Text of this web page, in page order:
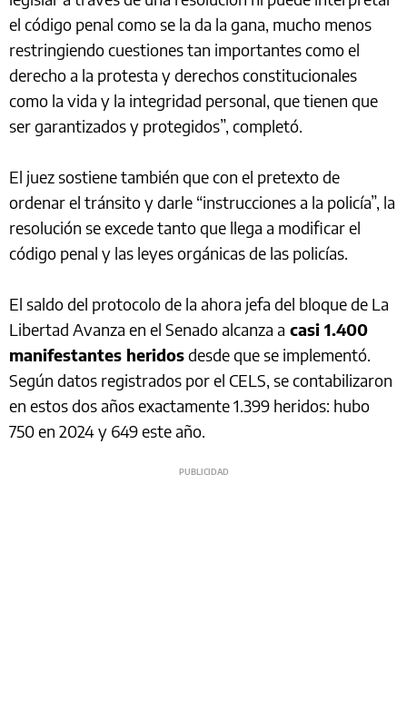
el código penal como se la da la gana, mucho menos
restringiendo cuestiones tan importantes como el
derecho a la protesta y derechos constitucionales
como la vida y la integridad personal, que tienen que
ser garantizados y protegidos”, completó.
El juez sostiene también que con el pretexto de
ordenar el tránsito y darle “instrucciones a la policía”, la
resolución se excede tanto que llega a modificar el
código penal y las leyes orgánicas de las policías.
El saldo del protocolo de la ahora jefa del bloque de La
Libertad Avanza en el Senado alcanza a casi 1.400
manifestantes heridosdesde que se implementó.
Según datos registrados por el CELS, se contabilizaron
en estos dos años exactamente 1.399 heridos: hubo
750 en 2024 y 649 este año.